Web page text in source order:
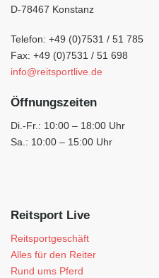
D-78467 Konstanz
Telefon: +49 (0)7531 / 51 785
Fax: +49 (0)7531 / 51 698
info@reitsportlive.de
Öffnungszeiten
Di.-Fr.: 10:00 – 18:00 Uhr
Sa.: 10:00 – 15:00 Uhr
Reitsport Live
Reitsportgeschäft
Alles für den Reiter
Rund ums Pferd